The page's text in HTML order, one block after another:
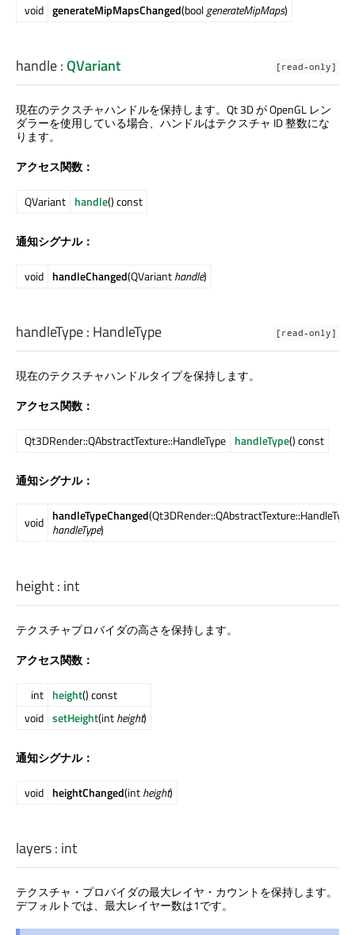
void generateMipMapsChanged(boolgenerateMipMaps)
[read-only]
handle:QVariant
現在のテクスチャハンドルを保持します。 Qt 3Dが OpenGL レン
ダラーを使用している場合、ハンドルはテクスチャ ID 整数にな
ります。
アクセス関数：
QVariant handle() const
通知シグナル：
void handleChanged(QVarianthandle)
[read-only]
handleType: HandleType
現在のテクスチャハンドルタイプを保持します。
アクセス関数：
Qt3DRender::QAbstractTexture::HandleType handleType() const
通知シグナル：
void handleTypeChanged(Qt3DRender::QAbstractTexture::HandleType
handleType)
height: int
テクスチャプロバイダの高さを保持します。
アクセス関数：
int height() const
void setHeight(intheight)
通知シグナル：
void heightChanged(intheight)
layers: int
テクスチャ・プロバイダの最大レイヤ・カウントを保持します。
デフォルトでは、最大レイヤー数は1です。